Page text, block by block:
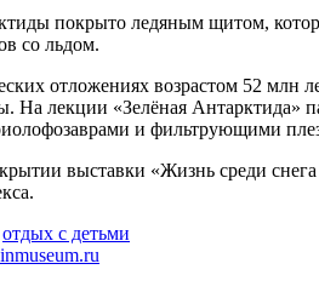
покрыто ледяным щитом,
со льдом.
отложениях возрастом 52
На лекции «Зелёная Антарктида»
и фильтрующими
выставки «Жизнь среди
отдых с детьми